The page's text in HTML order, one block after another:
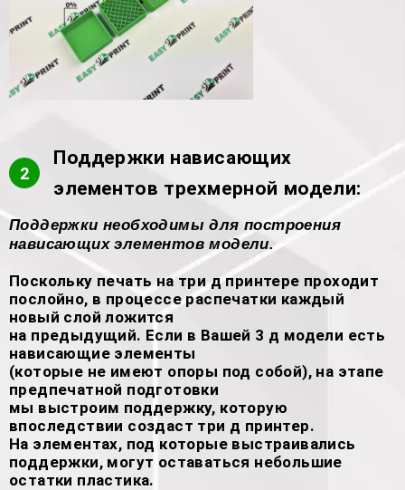
2
Поддержки нависающих
элементов трехмерной модели:
Поддержки необходимы для построения
нависающих элементов модели.
Поскольку печать на три д принтере проходит
послойно, в процессе распечатки каждый
новый слой ложится
на предыдущий. Если в Вашей 3 д модели есть
нависающие элементы
(которые не имеют опоры под собой), на этапе
предпечатной подготовки
мы выстроим поддержку, которую
впоследствии создаст три д принтер.
На элементах, под которые выстраивались
поддержки, могут оставаться небольшие
остатки пластика.